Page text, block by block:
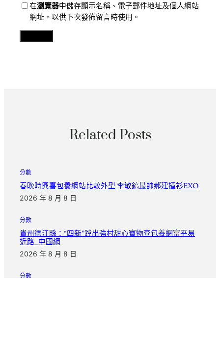
在瀏覽器中儲存顯示名稱、電子郵件地址及個人網站
網址，以供下次發佈留言時使用。
Related Posts
分數
春晚時興喜包養網站比較外型 李敏鎬最帥郝建撞衫EXO
2026 年 8 月 8 日
分數
貴州德江縣：“四新”蹚出強村甜心寶物查包養網富平易
近路_中國網
2026 年 8 月 8 日
分數